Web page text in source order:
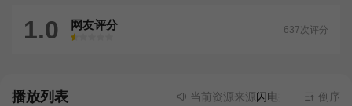
1.0 网友评分
很差
较差还行推荐力荐
637次评分
播放列表 当前资源来源闪电播放 - 无需安装
倒序